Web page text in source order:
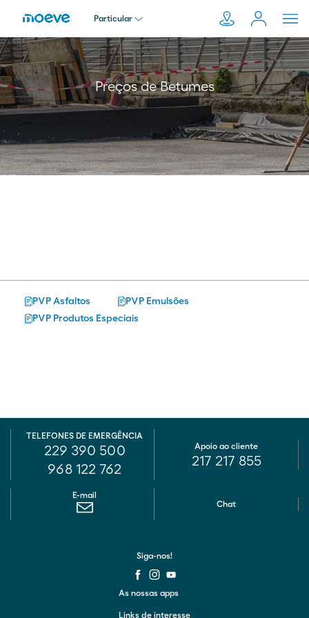
Particular
Particular
Distribuidor
Pesquisar
em
Moeve.pt
Preços de Betumes
PVP Asfaltos
PVP Emulsões
PVP Produtos Especiais
TELEFONES DE EMERGÊNCIA
229 390 500
968 122 762
E-mail
Chat
Apoio ao cliente
217 217 855
Links de interesse
As nossas apps
Siga-nos!